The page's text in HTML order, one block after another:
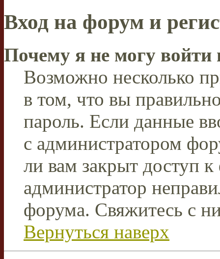
Вход на форум и
Почему я не могу войти
Возможно несколько
в том, что вы
пароль. Если данные
с администратором
ли вам закрыт доступ
администратор
форума. Свяжитесь с
Вернуться наверх